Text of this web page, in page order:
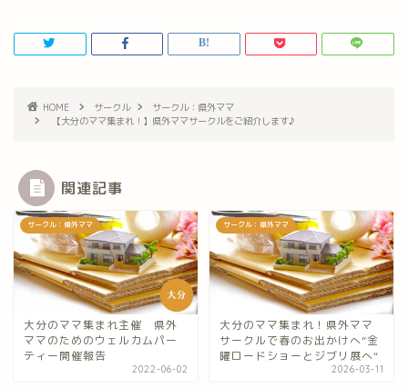
HOME サークル
サークル：県外ママ
【大分のママ集まれ！】県外ママサークルをご紹介します♪
関連記事
サークル：県外ママ
大分のママ集まれ主催 県外
ママのためのウェルカムパー
ティー開催報告
2022-06-02
サークル：県外ママ
大分のママ集まれ！県外ママ
サークルで春のお出かけへ“金
曜ロードショーとジブリ展へ“
2026-03-11